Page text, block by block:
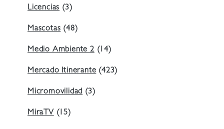
Licencias (3)
Mascotas (48)
Medio Ambiente 2(14)
Mercado Itinerante (423)
Micromovilidad (3)
MiraTV (15)